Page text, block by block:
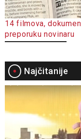
14 filmova,
preporuku novinaru
Najčitanije